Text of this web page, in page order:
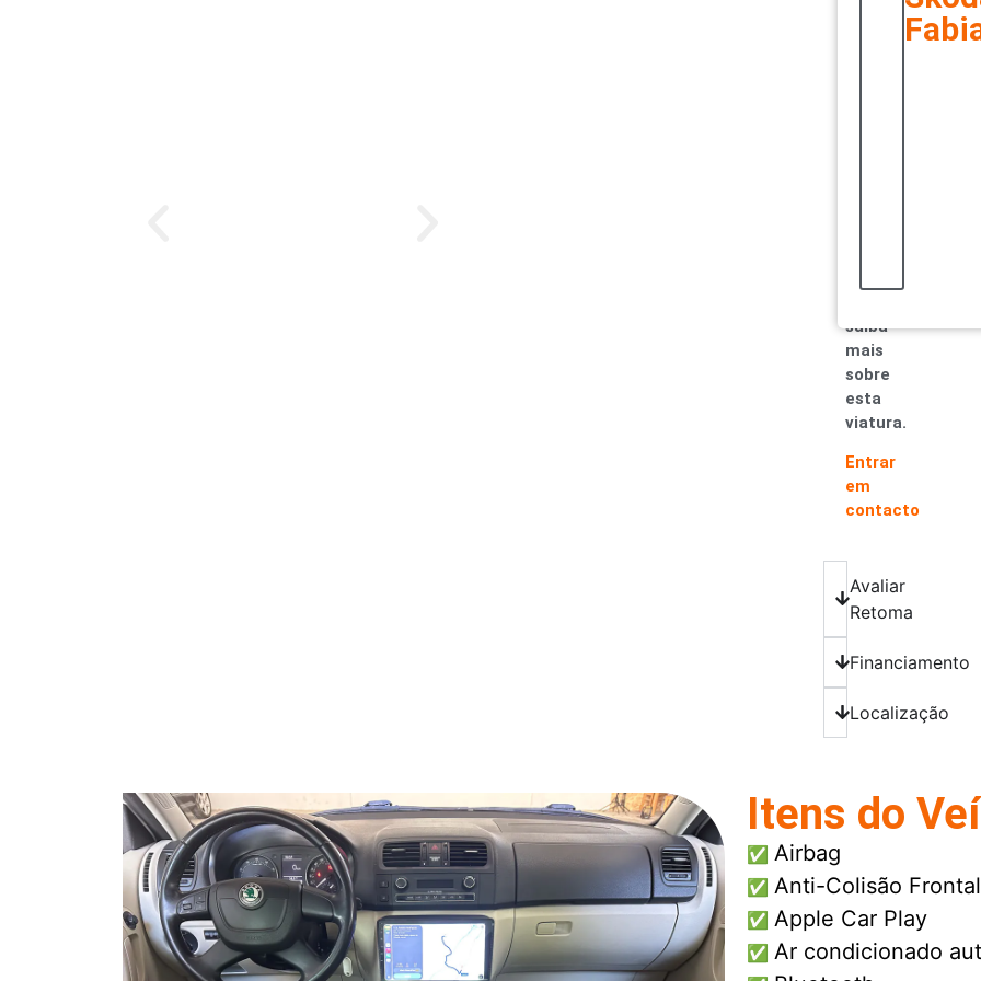
rigoroso
saiba
mais
sobre
esta
viatura.
Entrar
em
contacto
Avaliar
Retoma
Financiamento
Localização
Itens do
✅ Airbag
✅ Anti-Colisão Frontal
✅ Apple Car Play
✅ Ar condicionado